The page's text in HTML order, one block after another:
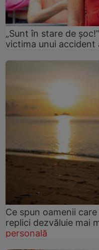
„Sunt în stare de
victima unui accident
Ce spun oamenii
replici dezvăluie mai
personală